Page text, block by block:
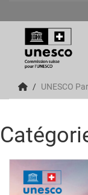
UNESCO